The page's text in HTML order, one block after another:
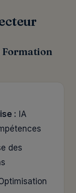
Formation
:
IA
des